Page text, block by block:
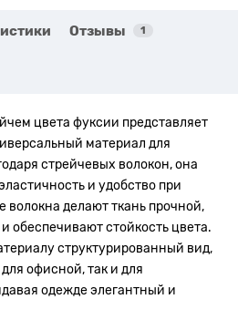
Отзывы 1
цвета фуксии представляет
материал для
стрейчевых волокон, она
и удобство при
делают ткань прочной,
обеспечивают стойкость цвета.
структурированный вид,
офисной, так и для
одежде элегантный и